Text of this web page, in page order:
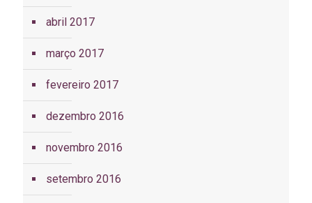
abril 2017
março 2017
fevereiro 2017
dezembro 2016
novembro 2016
setembro 2016